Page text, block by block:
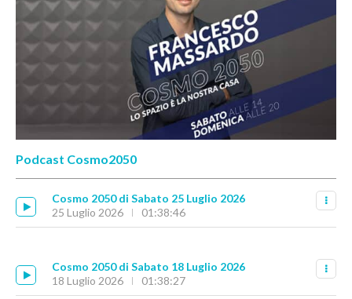
Podcast Cosmo2050
Cosmo 2050 di Sabato 25 Luglio 2026
25 Luglio 2026
01:38:46
Cosmo 2050 di Sabato 18 Luglio 2026
18 Luglio 2026
01:38:27